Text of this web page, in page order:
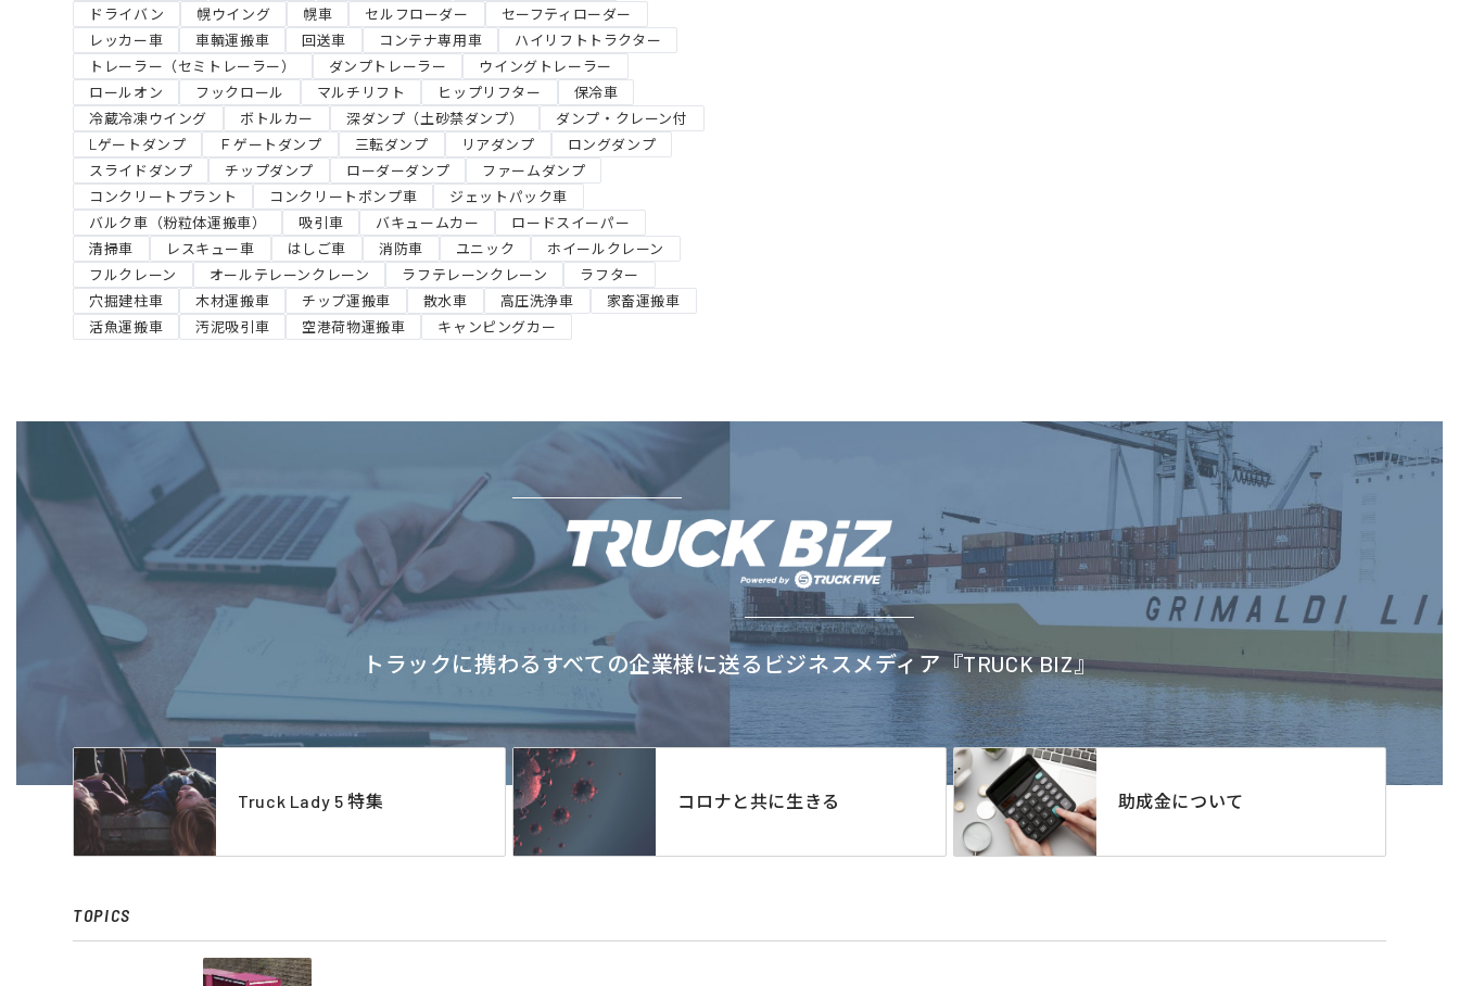
ドライバン
幌ウイング 幌車 セルフローダー
セーフティローダー
レッカー車
車輌運搬車 回送車 コンテナ専用車
ハイリフトトラクター
トレーラー（セミトレーラー）
ダンプトレーラー
ウイングトレーラー
ロールオン
フックロール マルチリフト ヒップリフター
保冷車
冷蔵冷凍ウイング
ボトルカー 深ダンプ（土砂禁ダンプ）
ダンプ・クレーン付
Lゲートダンプ
Ｆゲートダンプ 三転ダンプ リアダンプ
ロングダンプ
スライドダンプ
チップダンプ ローダーダンプ
ファームダンプ
コンクリートプラント
コンクリートポンプ車
ジェットパック車
バルク車（粉粒体運搬車）
吸引車 バキュームカー
ロードスイーパー
清掃車
レスキュー車 はしご車 消防車 ユニック
ホイールクレーン
フルクレーン
オールテレーンクレーン ラフテレーンクレーン
ラフター
穴掘建柱車
木材運搬車 チップ運搬車 散水車 高圧洗浄車
家畜運搬車
活魚運搬車
汚泥吸引車 空港荷物運搬車 キャンピングカー
トラックに携わるすべての企業様に送るビジネスメディア『TRUCK BIZ』
Truck Lady 5 特集 コロナと共に生きる 助成金について
TOPICS